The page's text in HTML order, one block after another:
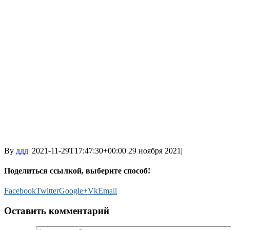
By ддд| 2021-11-29T17:47:30+00:00 29 ноября 2021 |
Поделиться ссылкой, выберите способ!
FacebookTwitterGoogle+VkEmail
Оставить комментарий